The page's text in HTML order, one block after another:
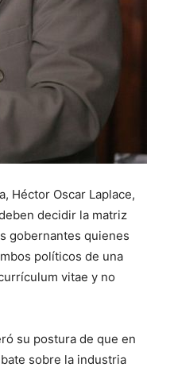
Héctor Oscar Laplace,
decidir la matriz
gobernantes quienes
políticos de una
vitae y no
su postura de que en
sobre la industria